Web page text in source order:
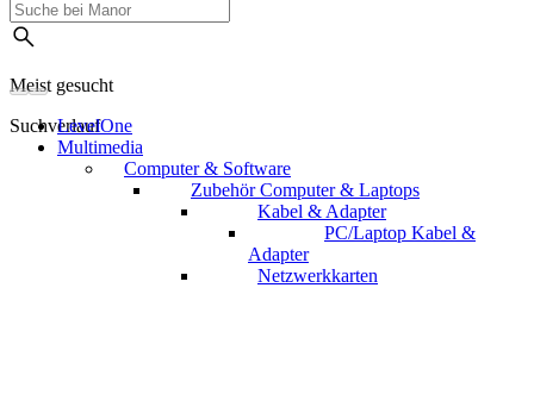
Meist gesucht
Suchverlauf
LevelOne
Multimedia
Computer & Software
Zubehör Computer & Laptops
Kabel & Adapter
PC/Laptop Kabel &
Adapter
Netzwerkkarten